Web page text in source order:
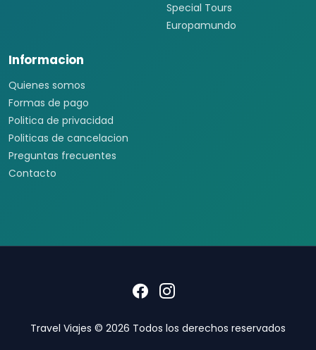
Special Tours
Europamundo
Informacion
Quienes somos
Formas de pago
Politica de privacidad
Politicas de cancelacion
Preguntas frecuentes
Contacto
Travel Viajes © 2026 Todos los derechos reservados